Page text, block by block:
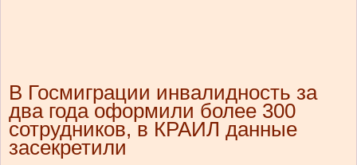
В Госмиграции инвалидность за
два года оформили более 300
сотрудников, в КРАИЛ данные
засекретили